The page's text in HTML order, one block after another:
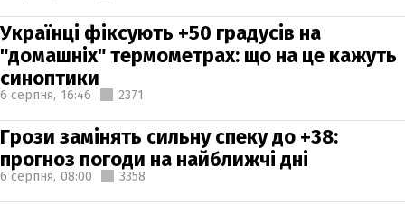
Українці фіксують +50 градусів на
"домашніх" термометрах: що на це кажуть
синоптики
6 серпня, 16:46 2371
Грози замінять сильну спеку до +38:
прогноз погоди на найближчі дні
6 серпня, 08:00 3358